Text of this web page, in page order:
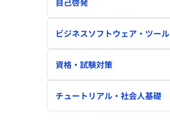
ビジネスソフトウェア・ツール
資格・試験対策
チュートリアル・社会人基礎